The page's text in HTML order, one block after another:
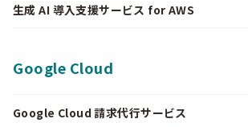
生成 AI 導入支援サービス for AWS
Google Cloud
Google Cloud 請求代行サービス